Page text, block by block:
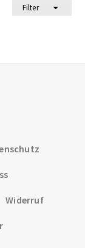
Filter
Widerruf